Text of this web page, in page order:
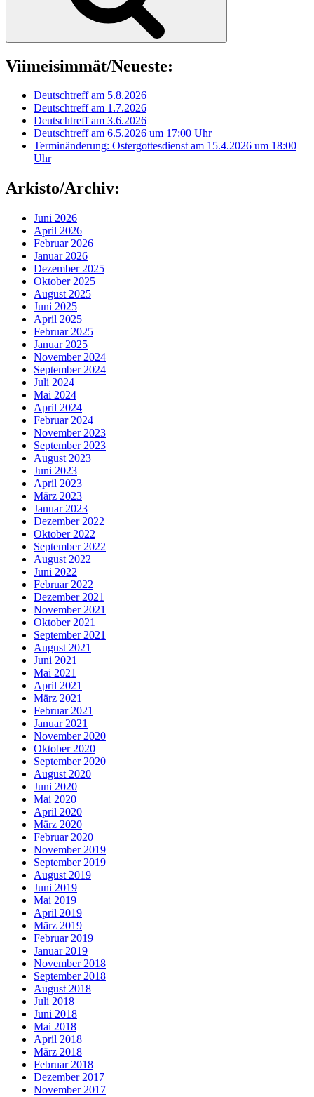
Viimeisimmät/Neueste:
Deutschtreff am 5.8.2026
Deutschtreff am 1.7.2026
Deutschtreff am 3.6.2026
Deutschtreff am 6.5.2026 um 17:00 Uhr
Terminänderung: Ostergottesdienst am 15.4.2026 um 18:00
Uhr
Arkisto/Archiv:
Juni 2026
April 2026
Februar 2026
Januar 2026
Dezember 2025
Oktober 2025
August 2025
Juni 2025
April 2025
Februar 2025
Januar 2025
November 2024
September 2024
Juli 2024
Mai 2024
April 2024
Februar 2024
November 2023
September 2023
August 2023
Juni 2023
April 2023
März 2023
Januar 2023
Dezember 2022
Oktober 2022
September 2022
August 2022
Juni 2022
Februar 2022
Dezember 2021
November 2021
Oktober 2021
September 2021
August 2021
Juni 2021
Mai 2021
April 2021
März 2021
Februar 2021
Januar 2021
November 2020
Oktober 2020
September 2020
August 2020
Juni 2020
Mai 2020
April 2020
März 2020
Februar 2020
November 2019
September 2019
August 2019
Juni 2019
Mai 2019
April 2019
März 2019
Februar 2019
Januar 2019
November 2018
September 2018
August 2018
Juli 2018
Juni 2018
Mai 2018
April 2018
März 2018
Februar 2018
Dezember 2017
November 2017